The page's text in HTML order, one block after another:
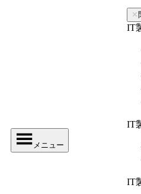
メニュー
✕
IT
IT
IT